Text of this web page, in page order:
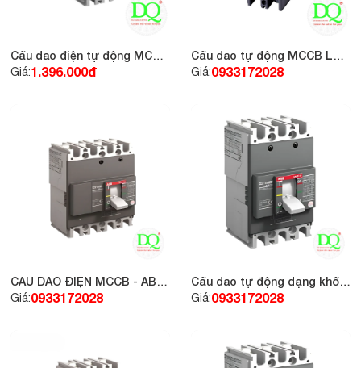
Cầu dao điện tự động MCCB
- ABB 2P 32A 25kA loại A1N
Giá:1.396.000đ
Cầu dao tự động MCCB LS
2P 20A 30KA
Giá:0933172028
CẦU DAO ĐIỆN MCCB - ABB
4P 25A 10kA, loại A1A
Giá:0933172028
Cầu dao tự động dạng khối
MCCB ABB A2N 3P 160A
Giá:0933172028